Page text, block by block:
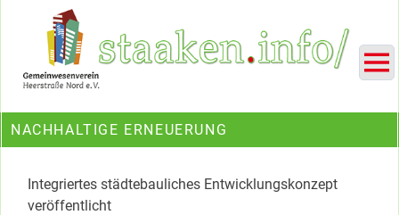
Ein Projekt des Gemeinwesenvereins Heerstraße Nord
NACHHALTIGE ERNEUERUNG
Integriertes städtebauliches Entwicklungskonzept
veröffentlicht